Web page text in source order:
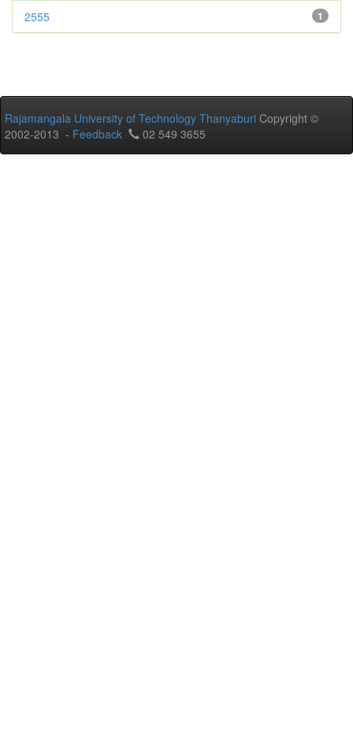
1
2555
Rajamangala University of Technology Thanyaburi Copyright ©
2002-2013 - Feedback 02 549 3655